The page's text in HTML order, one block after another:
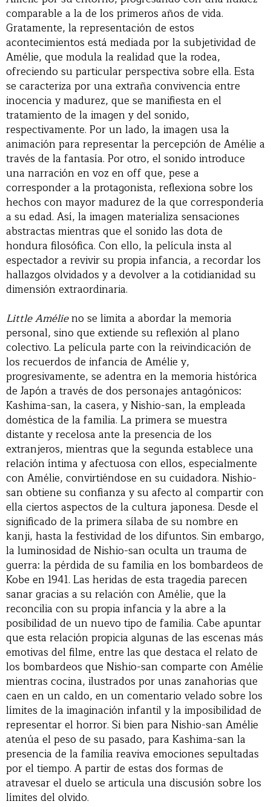
comparable a la de los primeros años de vida.
Gratamente, la representación de estos
acontecimientos está mediada por la subjetividad de
Amélie, que modula la realidad que la rodea,
ofreciendo su particular perspectiva sobre ella. Esta
se caracteriza por una extraña convivencia entre
inocencia y madurez, que se manifiesta en el
tratamiento de la imagen y del sonido,
respectivamente. Por un lado, la imagen usa la
animación para representar la percepción de Amélie a
través de la fantasía. Por otro, el sonido introduce
una narración en voz en off que, pese a
corresponder a la protagonista, reflexiona sobre los
hechos con mayor madurez de la que correspondería
a su edad. Así, la imagen materializa sensaciones
abstractas mientras que el sonido las dota de
hondura filosófica. Con ello, la película insta al
espectador a revivir su propia infancia, a recordar los
hallazgos olvidados y a devolver a la cotidianidad su
dimensión extraordinaria.
Little Amélieno se limita a abordar la memoria
personal, sino que extiende su reflexión al plano
colectivo. La película parte con la reivindicación de
los recuerdos de infancia de Amélie y,
progresivamente, se adentra en la memoria histórica
de Japón a través de dos personajes antagónicos:
Kashima-san, la casera, y Nishio-san, la empleada
doméstica de la familia. La primera se muestra
distante y recelosa ante la presencia de los
extranjeros, mientras que la segunda establece una
relación íntima y afectuosa con ellos, especialmente
con Amélie, convirtiéndose en su cuidadora. Nishio-
san obtiene su confianza y su afecto al compartir con
ella ciertos aspectos de la cultura japonesa. Desde el
significado de la primera sílaba de su nombre en
kanji, hasta la festividad de los difuntos. Sin embargo,
la luminosidad de Nishio-san oculta un trauma de
guerra: la pérdida de su familia en los bombardeos de
Kobe en 1941. Las heridas de esta tragedia parecen
sanar gracias a su relación con Amélie, que la
reconcilia con su propia infancia y la abre a la
posibilidad de un nuevo tipo de familia. Cabe apuntar
que esta relación propicia algunas de las escenas más
emotivas del filme, entre las que destaca el relato de
los bombardeos que Nishio-san comparte con Amélie
mientras cocina, ilustrados por unas zanahorias que
caen en un caldo, en un comentario velado sobre los
límites de la imaginación infantil y la imposibilidad de
representar el horror. Si bien para Nishio-san Amélie
atenúa el peso de su pasado, para Kashima-san la
presencia de la familia reaviva emociones sepultadas
por el tiempo. A partir de estas dos formas de
atravesar el duelo se articula una discusión sobre los
límites del olvido.